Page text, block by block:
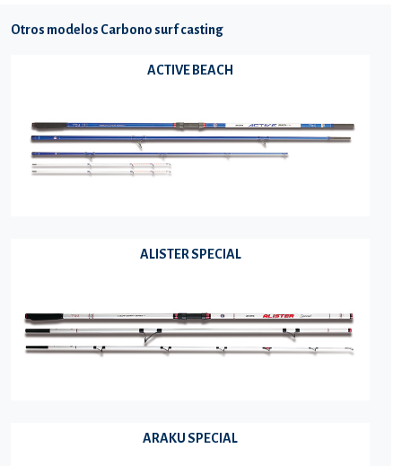
Otros modelos Carbono surf casting
ACTIVE BEACH
ALISTER SPECIAL
ARAKU SPECIAL